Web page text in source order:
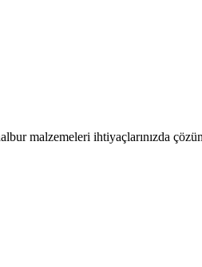
malzemeleri ihtiyaçlarınızda